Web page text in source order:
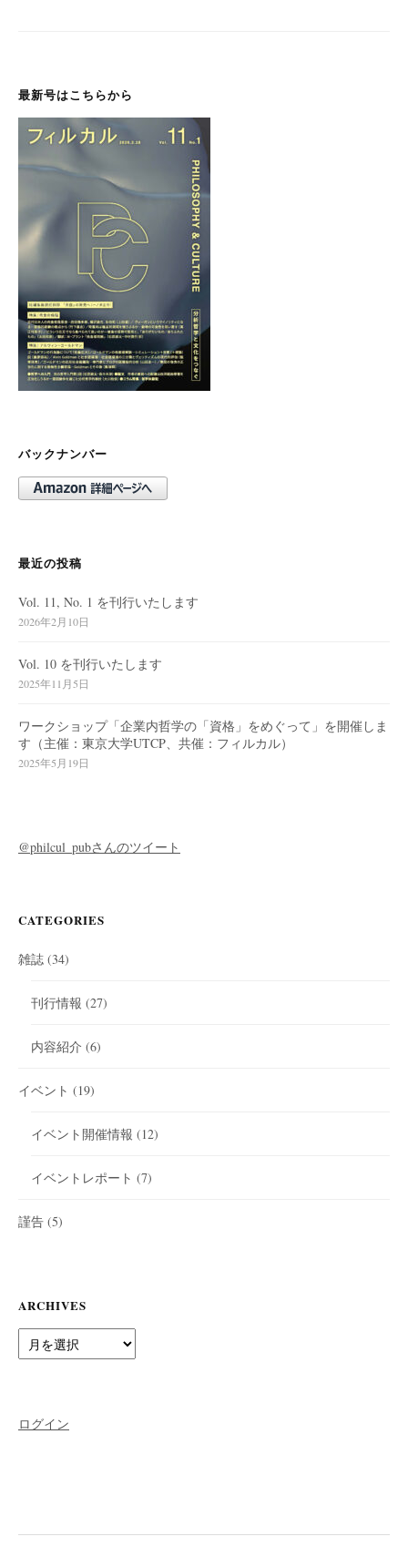
シ
ョ
ン
最新号はこちらから
バックナンバー
最近の投稿
Vol. 11, No. 1 を刊行いたします
2026年2月10日
Vol. 10 を刊行いたします
2025年11月5日
ワークショップ「企業内哲学の「資格」をめぐって」を開催しま
す（主催：東京大学UTCP、共催：フィルカル）
2025年5月19日
@philcul_pubさんのツイート
CATEGORIES
雑誌 (34)
刊行情報 (27)
内容紹介 (6)
イベント (19)
イベント開催情報 (12)
イベントレポート (7)
謹告 (5)
ARCHIVES
Archives
ログイン